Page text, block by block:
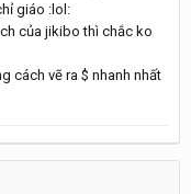
giáo :lol:
của jikibo thì chắc ko
cách vẽ ra $ nhanh nhất